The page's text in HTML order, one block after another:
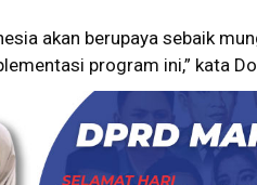
akan berupaya sebaik
program ini,” kata